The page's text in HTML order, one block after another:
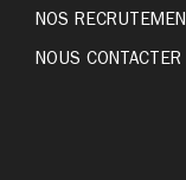
NOS
NOUS CONTACTER